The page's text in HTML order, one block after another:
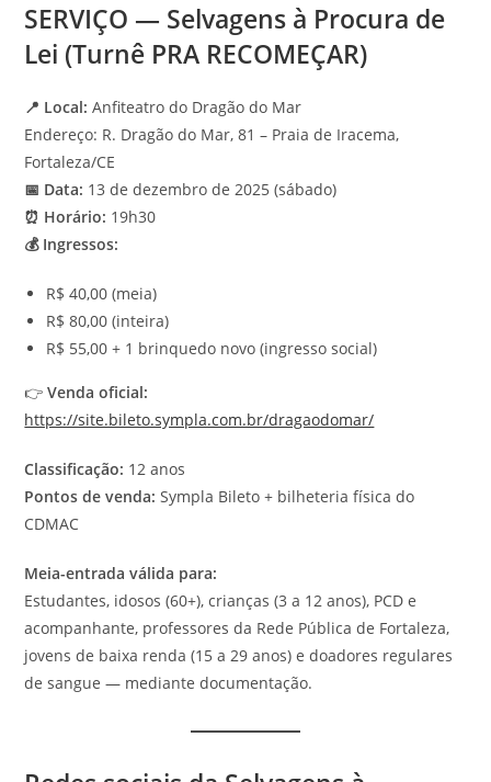
SERVIÇO — Selvagens à Procura de
Lei (Turnê PRA RECOMEÇAR)
📍 Local: Anfiteatro do Dragão do Mar
Endereço: R. Dragão do Mar, 81 – Praia de Iracema,
Fortaleza/CE
📅 Data: 13 de dezembro de 2025 (sábado)
⏰ Horário: 19h30
💰 Ingressos:
R$ 40,00 (meia)
R$ 80,00 (inteira)
R$ 55,00 + 1 brinquedo novo (ingresso social)
👉Venda oficial:
https://site.bileto.sympla.com.br/dragaodomar/
Classificação: 12 anos
Pontos de venda: Sympla Bileto + bilheteria física do
CDMAC
Meia-entrada válida para:
Estudantes, idosos (60+), crianças (3 a 12 anos), PCD e
acompanhante, professores da Rede Pública de Fortaleza,
jovens de baixa renda (15 a 29 anos) e doadores regulares
de sangue — mediante documentação.